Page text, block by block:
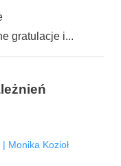
gratulacje i...
Monika Kozioł